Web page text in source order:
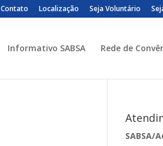
Contato Localização Seja Voluntário
Informativo SABSA Rede de
SABSA/